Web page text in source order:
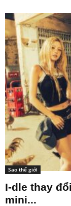
Sao thế giới
I-dle thay
mini...